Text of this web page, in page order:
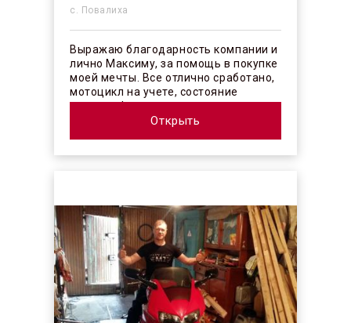
с. Повалиха
Выражаю благодарность компании и
лично Максиму, за помощь в покупке
моей мечты. Все отлично сработано,
мотоцикл на учете, состояние
отличное! ...
Открыть